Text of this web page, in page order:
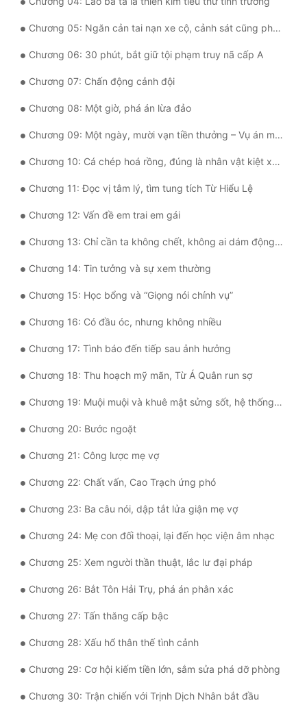
Xuyên Thư
Điền Văn
Đông Phương
Đông Phương Huyền Huyễn
Đồng Nhân
Cẩu Đạo Trường Sinh
Ngự Thú
Truyện Nam
Truyện Nữ
Vô Địch Lưu
Xây Dựng Thế Lực
Đam Mỹ
Đẹp Hiệp
Tính Cách Nhân Vật :
Chương 05: Ngăn cản tai nạn xe cộ, cảnh sát cũng phải choáng
Chương 06: 30 phút, bắt giữ tội phạm truy nã cấp A
Chương 07: Chấn động cảnh đội
Chương 08: Một giờ, phá án lừa đảo
Chương 09: Một ngày, mười vạn tiền thưởng – Vụ án mua bán trẻ em
Chương 10: Cá chép hoá rồng, đúng là nhân vật kiệt xuất!
Chương 11: Đọc vị tâm lý, tìm tung tích Từ Hiểu Lệ
Chương 12: Vấn đề em trai em gái
Chương 13: Chỉ cần ta không chết, không ai dám động đến các người!
Chương 14: Tin tưởng và sự xem thường
Chương 15: Học bổng và “Giọng nói chính vụ”
Chương 16: Có đầu óc, nhưng không nhiều
Chương 17: Tình báo đến tiếp sau ảnh hưởng
Chương 18: Thu hoạch mỹ mãn, Từ Á Quân run sợ
Chương 19: Muội muội và khuê mật sửng sốt, hệ thống tình báo đổi mới
Chương 20: Bước ngoặt
Chương 21: Công lược mẹ vợ
Chương 22: Chất vấn, Cao Trạch ứng phó
Chương 23: Ba câu nói, dập tắt lửa giận mẹ vợ
Chương 24: Mẹ con đối thoại, lại đến học viện âm nhạc
Chương 25: Xem người thần thuật, lắc lư đại pháp
Chương 26: Bắt Tôn Hải Trụ, phá án phân xác
Chương 27: Tấn thăng cấp bậc
Chương 28: Xấu hổ thân thế tình cảnh
Chương 29: Cơ hội kiếm tiền lớn, sắm sửa phá dỡ phòng
Chương 30: Trận chiến với Trịnh Dịch Nhân bắt đầu